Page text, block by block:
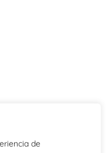
de